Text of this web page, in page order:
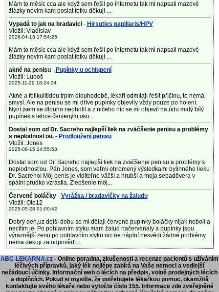
Mám to měsíc cca ale když sem řešil po internetu tak mi napsali mazové
žlázky nevím kam poslat fotku děkuji ...
Vypadá to jak na bradavici - Hirsuties papillaris/HPV
Vložil: Vladislav
2026-04-13 17:54:25
Mám to měsíc cca ale když sem řešil po internetu tak mi napsali mazové
žlázky nevím kam poslat fotku děkuji ...
akné na penisu- Pupínky u ochlupení
Vložil: Luboš
2025-11-29 18:24:24
Akné a folikulitidou trpím dlouhodobě, lékaři odmítají řešit příčinu, to nemá
smysl. Ale na penisu se mi dříve pupínky objevily vždy pouze po holení.
Nyní jsem se dlouho neoholil a z ničeho nic se mi objevil na údu malý bílý
pupínek s lehce červeným oko...
Dostal som od Dr. Sacreho najlepší liek na zväčšenie penisu a problémy
s neplodnosťou.- Prodloužení penisu
Vložil: Jones
2025-08-15 14:55:53
Dostal som od Dr. Sacreho najlepší liek na zväčšenie penisu a problémy s
neplodnosťou. Pán Jones, som veľmi ohromený výsledkami bylinného lieku
Dr. Sacreho! Môj penis je viditeľne väčší a hrubší a moja sebadôvera v
spálni prudko vzrástla. Zlepšenie môj...
Červené boláčky - Vyrážka / bradavičky na žaludu
Vložil: Oto12
2025-05-28 01:00:42
Dobrý den,uz delší dobu se mi dělají červené pupínky boláčky nijak nebolí a
necítím je. Po pohlavním styku mam žalud načervenaly a pupínky jsou
výraznější zenu po pohlavním styku nic ne náplní nesvědi žádné problémy
nema dekuji za odpověď ...
ABC-LEKARNA.cz - Online poradna, zkušenosti a recenze pacientů s užíváním
léčivých přípravků, jaký lék nejlépe zabírá na Vaše nemoci a vedlejší
nežádoucí účinky. Informační web o lécích na předpis, volně prodejných lécích
a doplňcích. Pokud si myslíte, že potřebujete lékařkou pomoc, okamžitě
kontaktujte svého lékaře nebo vytočte číslo 155. Informace zde zveřejněné